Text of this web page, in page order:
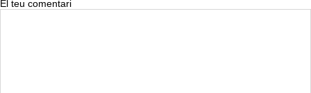
El teu comentari